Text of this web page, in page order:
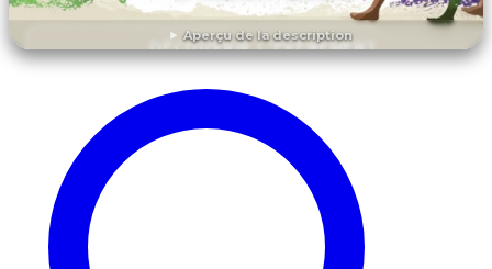
Aperçu de la description
DÉCOUVRIR L'ÉVÉNEMENT